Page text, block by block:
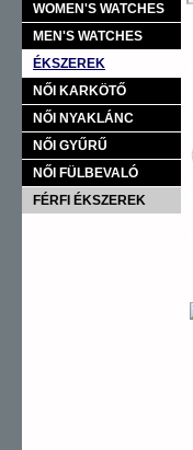
WOMEN'S WATCHES
MEN'S WATCHES
ÉKSZEREK
NŐI KARKÖTŐ
NŐI NYAKLÁNC
NŐI GYŰRŰ
NŐI FÜLBEVALÓ
FÉRFI ÉKSZEREK